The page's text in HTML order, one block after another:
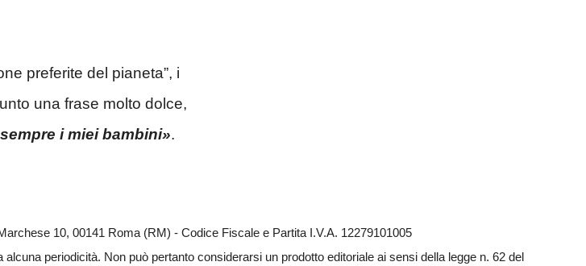
preferite del pianeta”, i
una frase molto dolce,
i miei bambini».
10, 00141 Roma (RM) - Codice Fiscale e Partita I.V.A. 12279101005
periodicità. Non può pertanto considerarsi un prodotto editoriale ai sensi della legge n. 62 del